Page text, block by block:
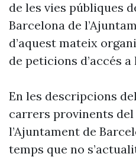
de les vies públiques
Barcelona de
d’aquest mateix
de peticions d’accés
En les descripcions
carrers provinents
l’Ajuntament de
temps que no